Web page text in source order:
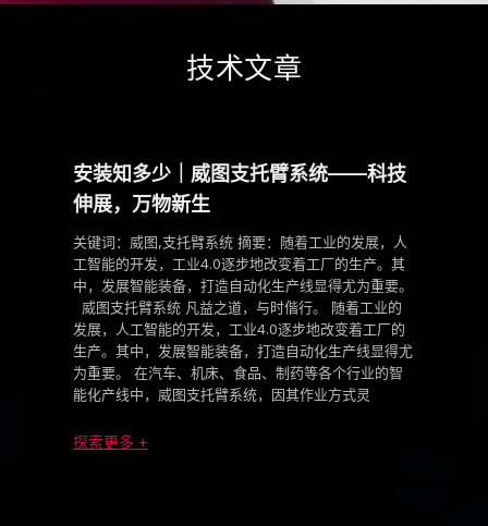
技术文章
安装知多少｜威图支托臂系统——科技
伸展，万物新生
关键词：威图,支托臂系统 摘要：随着工业的发展，人
工智能的开发，工业4.0逐步地改变着工厂的生产。其
中，发展智能装备，打造自动化生产线显得尤为重要。
威图支托臂系统 凡益之道，与时偕行。 随着工业的
发展，人工智能的开发，工业4.0逐步地改变着工厂的
生产。其中，发展智能装备，打造自动化生产线显得尤
为重要。 在汽车、机床、食品、制药等各个行业的智
能化产线中，威图支托臂系统，因其作业方式灵
探索更多 +